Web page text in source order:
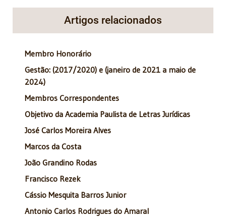
Artigos relacionados
Membro Honorário
Gestão: (2017/2020) e (janeiro de 2021 a maio de
2024)
Membros Correspondentes
Objetivo da Academia Paulista de Letras Jurídicas
José Carlos Moreira Alves
Marcos da Costa
João Grandino Rodas
Francisco Rezek
Cássio Mesquita Barros Junior
Antonio Carlos Rodrigues do Amaral